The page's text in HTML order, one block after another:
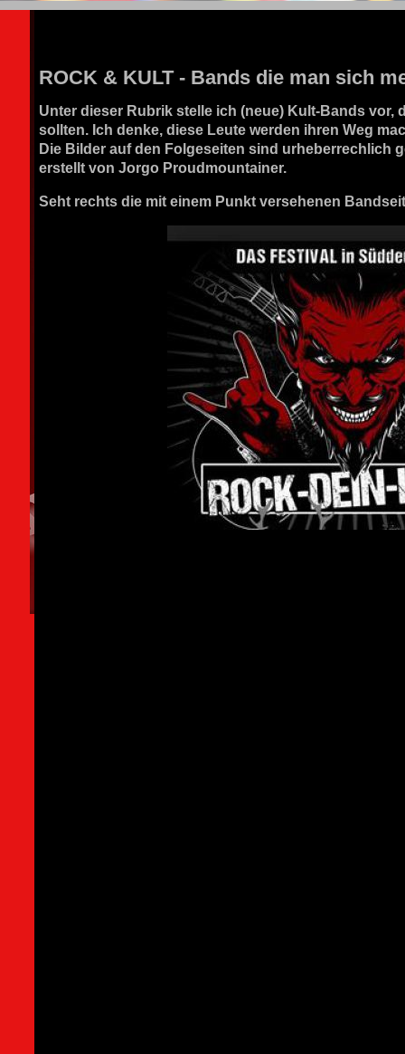
ROCK & KULT - Bands die man sich
Unter dieser Rubrik stelle ich (neue) Kult-Bands vor,
sollten. Ich denke, diese Leute werden ihren Weg
Die Bilder auf den Folgeseiten sind urheberrechlich
erstellt von Jorgo Proudmountainer.
Seht rechts die mit einem Punkt versehenen